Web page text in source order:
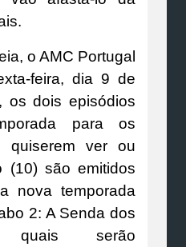
o AMC Portugal
feira, dia 9 de
os dois episódios
para os
quiserem ver ou
(10) são emitidos
nova temporada
2: A Senda dos
quais serão